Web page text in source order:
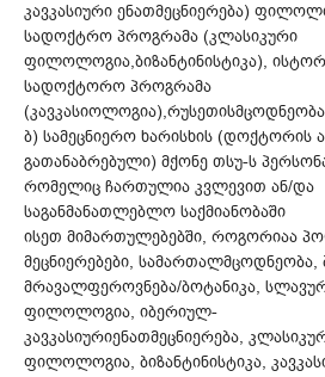
კავკასიური ენათმეცნიერება)
სადოქტრო პროგრამა (კლასიკური
ფილოლოგია,ბიზანტინისტიკა),
სადოქტორო პროგრამა
ბ) სამეცნიერო ხარისხის (დოქტორის
გათანაბრებული) მქონე თსუ-ს
რომელიც ჩართულია კვლევით ან/და
საგანმანათლებლო საქმიანობაში
ისეთ მიმართულებებში, როგორიაა
მეცნიერებები, სამართალმცოდნეობა,
მრავალფეროვნება/ბოტანიკა,
ფილოლოგია, იბერიულ-
კავკასიურიენათმეცნიერება,
ფილოლოგია, ბიზანტინისტიკა,